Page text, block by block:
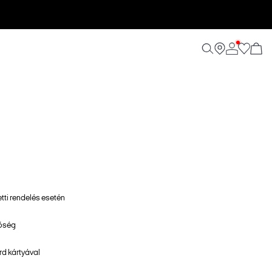
rendelés esetén
kártyával